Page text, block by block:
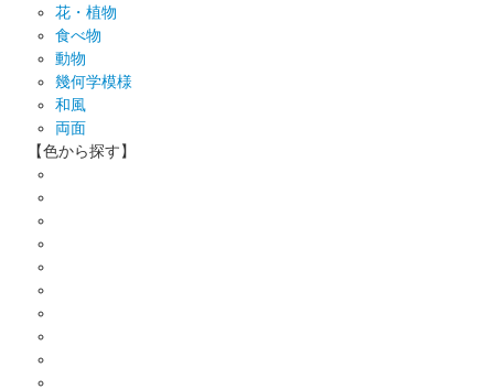
花・植物
食べ物
動物
幾何学模様
和風
両面
【色から探す】